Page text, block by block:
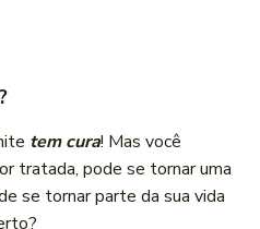
tem cura! Mas você
tratada, pode se tornar uma
se tornar parte da sua vida